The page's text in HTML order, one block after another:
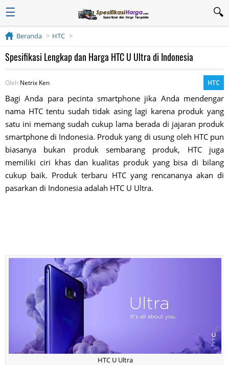
☰
Beranda HTC
Spesifikasi Lengkap dan Harga HTC U Ultra di Indonesia
Oleh Netrix Ken HTC
Bagi Anda para pecinta smartphone jika Anda mendengar
nama HTC tentu sudah tidak asing lagi karena produk yang
satu ini memang sudah cukup lama berada di jajaran produk
smartphone di Indonesia. Produk yang di usung oleh HTC pun
biasanya bukan produk sembarang produk, HTC juga
memiliki ciri khas dan kualitas produk yang bisa di bilang
cukup baik. Produk terbaru HTC yang rencananya akan di
pasarkan di Indonesia adalah HTC U Ultra.
HTC U Ultra